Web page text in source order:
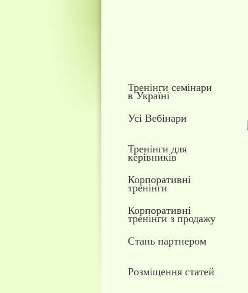
Тренінги семінари
в Україні
Усі Вебінари
Тренінги для
керівників
Корпоративні
тренінги
Корпоративні
тренінги з продажу
Стань партнером
Розміщення статей